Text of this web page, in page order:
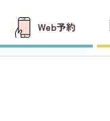
Web予約